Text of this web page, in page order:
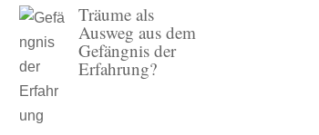
Träume als
Ausweg aus dem
Gefängnis der
Erfahrung?